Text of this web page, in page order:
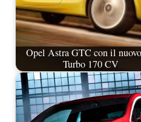
Opel Astra GTC con il
Turbo 170 CV